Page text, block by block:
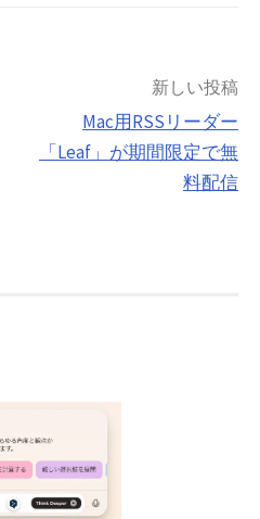
新しい投稿
Mac用RSSリーダー
「Leaf」が期間限定で無
料配信